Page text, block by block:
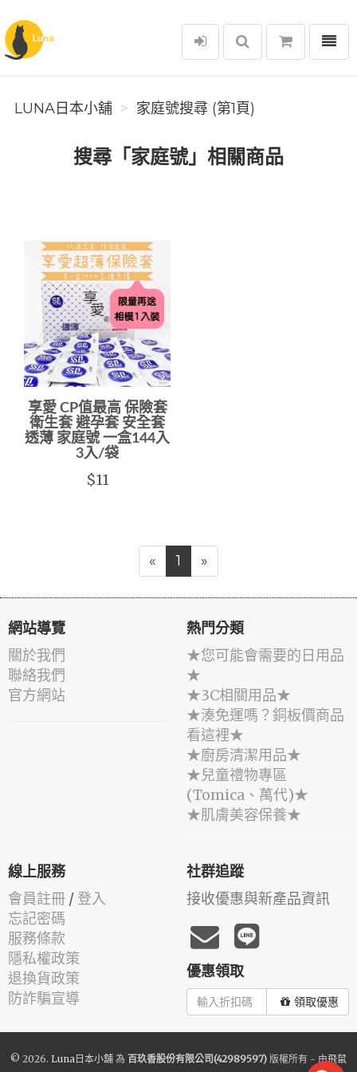
Luna日本小舖
選單
LUNA日本小舖 家庭號搜尋 (第1頁)
搜尋「家庭號」相關商品
享愛 CP值最高 保險套
衛生套 避孕套 安全套
透薄 家庭號 一盒144入
3入/袋
$11
« 1 »
網站導覽
關於我們
聯絡我們
官方網站
熱門分類
★您可能會需要的日用品
★
★3C相關用品★
★湊免運嗎？銅板價商品
看這裡★
★廚房清潔用品★
★兒童禮物專區
(Tomica、萬代)★
★肌膚美容保養★
線上服務
會員註冊 / 登入
忘記密碼
服務條款
隱私權政策
退換貨政策
防詐騙宣導
社群追蹤
接收優惠與新產品資訊
優惠領取
領取優惠
© 2026. Luna日本小舖 為 百玖香股份有限公司(42989597) 版權所有 - 由飛鼠